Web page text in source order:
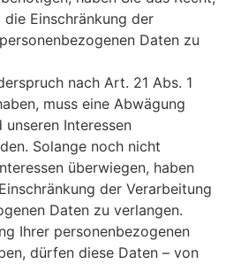
Einschränkung der
Daten zu
nach Art. 21 Abs. 1
muss eine Abwägung
unseren Interessen
Solange noch nicht
überwiegen, haben
der Verarbeitung
Daten zu verlangen.
Ihrer personenbezogenen
dürfen diese Daten – von